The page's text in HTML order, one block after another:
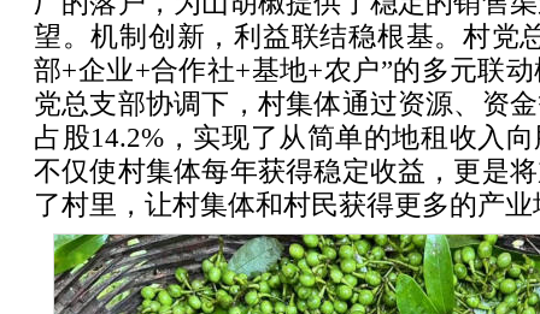
望。机制创新，利益联结稳根基。村党
部+企业+合作社+基地+农户”的多元联
党总支部协调下，村集体通过资源、资
占股14.2%，实现了从简单的地租收入
不仅使村集体每年获得稳定收益，更是
了村里，让村集体和村民获得更多的产